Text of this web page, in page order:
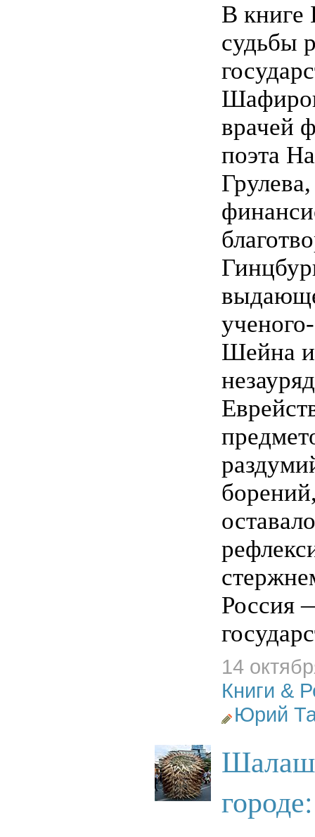
В книге
судьбы
врачей
поэта
Шейна и
Россия
14
Книги &
Юрий